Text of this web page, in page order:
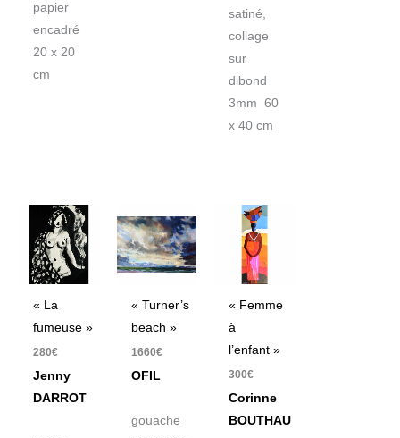
papier
encadré
20 x 20
cm
satiné,
collage
sur
dibond
3mm 60
x 40 cm
« La
fumeuse »
280€
Jenny
DARROT
« Turner’s
beach »
1660€
OFIL
gouache
« Femme
à
l’enfant »
300€
Corinne
BOUTHAU